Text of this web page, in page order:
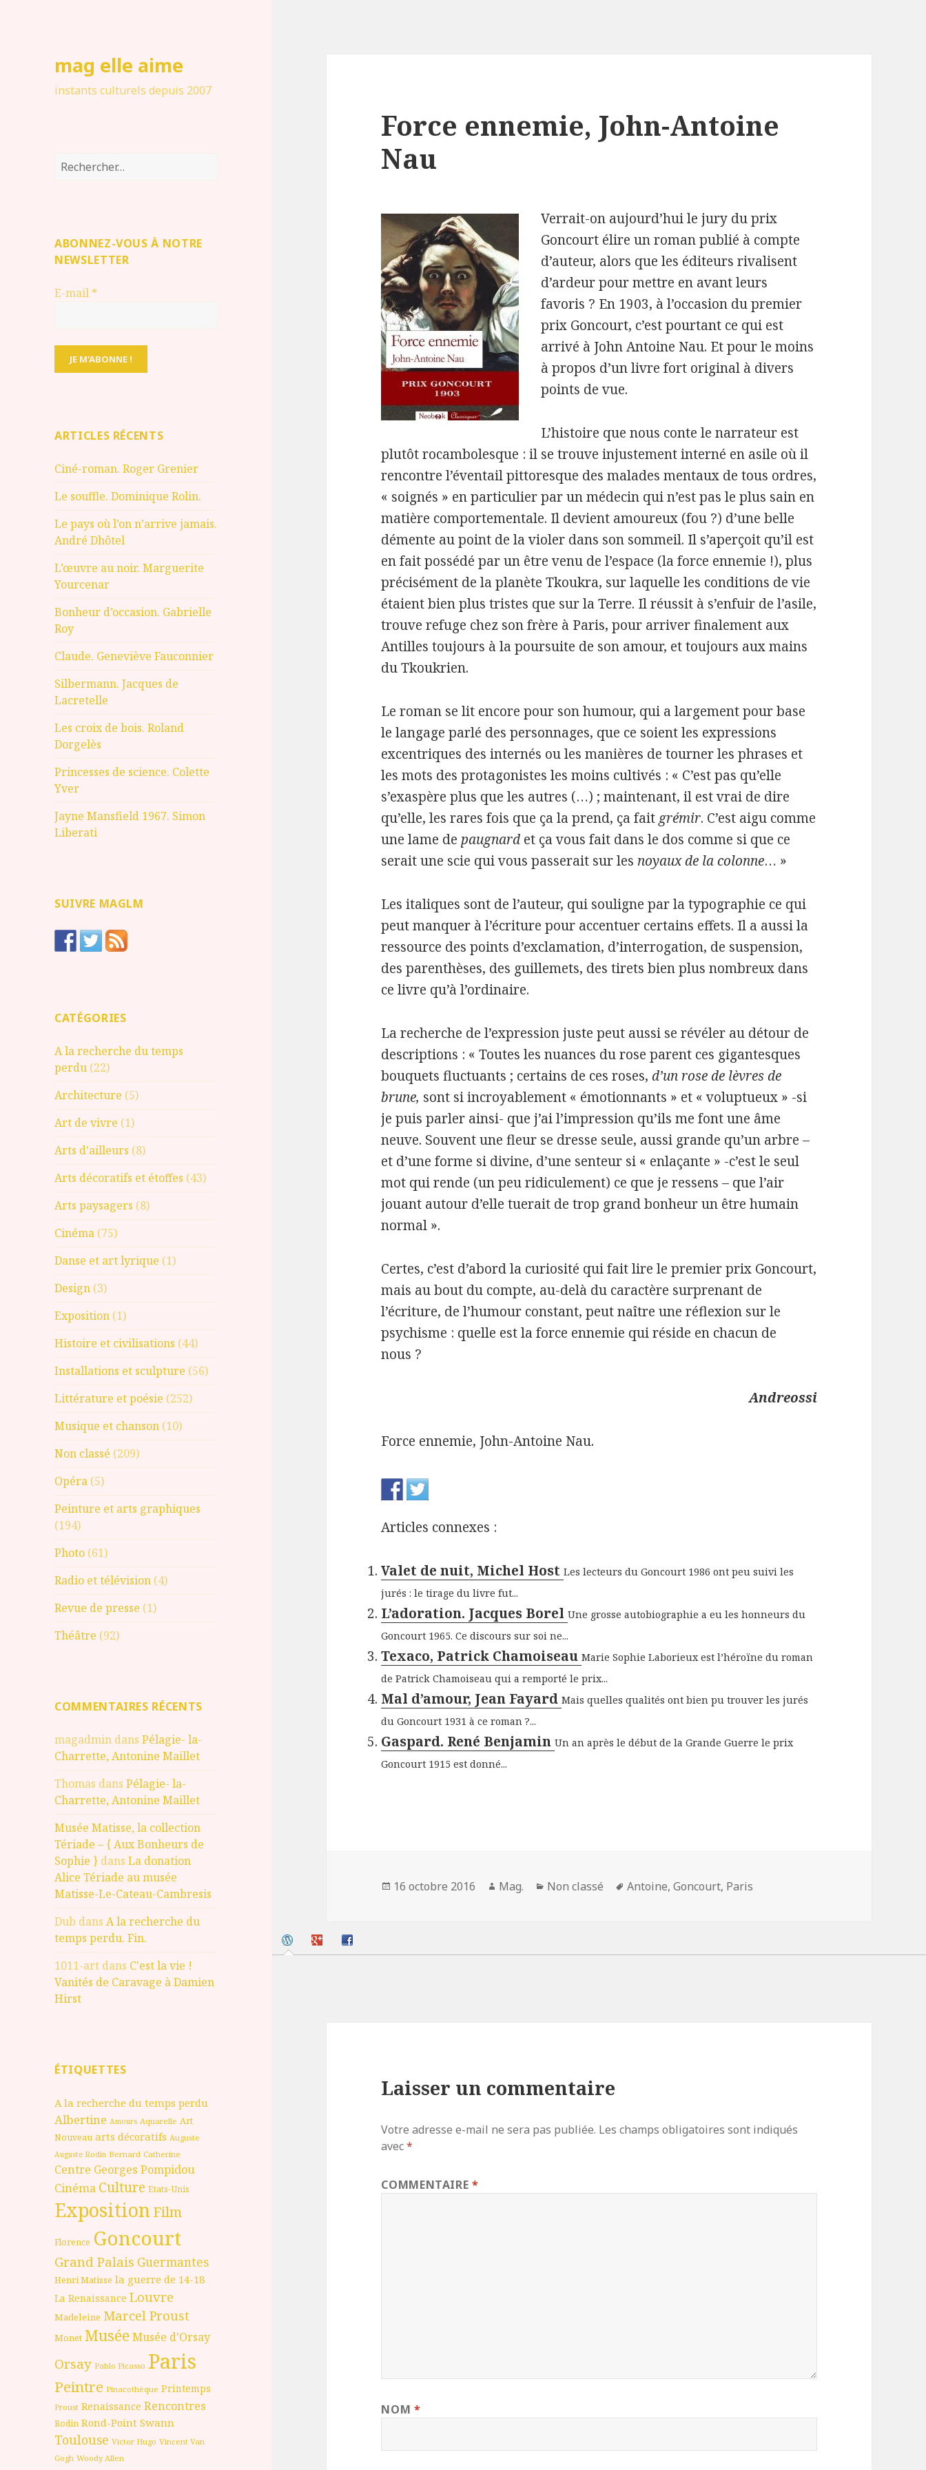
mag elle aime
instants culturels depuis 2007
Rechercher :
ABONNEZ-VOUS À NOTRE
NEWSLETTER
E-mail *
ARTICLES RÉCENTS
Ciné-roman. Roger Grenier
Le souffle. Dominique Rolin.
Le pays où l’on n’arrive jamais.
André Dhôtel
L’œuvre au noir. Marguerite
Yourcenar
Bonheur d’occasion. Gabrielle
Roy
Claude. Geneviève Fauconnier
Silbermann. Jacques de
Lacretelle
Les croix de bois. Roland
Dorgelès
Princesses de science. Colette
Yver
Jayne Mansfield 1967. Simon
Liberati
SUIVRE MAGLM
CATÉGORIES
A la recherche du temps
perdu (22)
Architecture (5)
Art de vivre (1)
Arts d'ailleurs (8)
Arts décoratifs et étoffes (43)
Arts paysagers (8)
Cinéma (75)
Danse et art lyrique (1)
Design (3)
Exposition (1)
Histoire et civilisations (44)
Installations et sculpture (56)
Littérature et poésie (252)
Musique et chanson (10)
Non classé (209)
Opéra (5)
Peinture et arts graphiques
(194)
Photo (61)
Radio et télévision (4)
Revue de presse (1)
Théâtre (92)
COMMENTAIRES RÉCENTS
magadmin dansPélagie- la-
Charrette, Antonine Maillet
Thomas dansPélagie- la-
Charrette, Antonine Maillet
Musée Matisse, la collection
Tériade – { Aux Bonheurs de
Sophie } dansLa donation
Alice Tériade au musée
Matisse-Le-Cateau-Cambresis
Dub dansA la recherche du
temps perdu. Fin.
1011-art dans C'est la vie !
Vanités de Caravage à Damien
Hirst
ÉTIQUETTES
A la recherche du temps perdu
Albertine Amours Aquarelle Art
Nouveau arts décoratifs Auguste
Auguste Rodin Bernard Catherine
Centre Georges Pompidou
Cinéma Culture Etats-Unis
ExpositionFilm
Florence Goncourt
Grand Palais Guermantes
Henri Matisse la guerre de 14-18
La Renaissance Louvre
Madeleine Marcel Proust
Monet Musée Musée d'Orsay
Orsay Pablo Picasso Paris
Peintre Pinacothèque Printemps
Proust Renaissance Rencontres
Rodin Rond-Point Swann
Toulouse Victor Hugo Vincent Van
Gogh Woody Allen
Force ennemie, John-Antoine
Nau
Verrait-on aujourd’hui le jury du prix
Goncourt élire un roman publié à compte
d’auteur, alors que les éditeurs rivalisent
d’ardeur pour mettre en avant leurs
favoris ? En 1903, à l’occasion du premier
prix Goncourt, c’est pourtant ce qui est
arrivé à John Antoine Nau. Et pour le moins
à propos d’un livre fort original à divers
points de vue.
L’histoire que nous conte le narrateur est
plutôt rocambolesque : il se trouve injustement interné en asile où il
rencontre l’éventail pittoresque des malades mentaux de tous ordres,
« soignés » en particulier par un médecin qui n’est pas le plus sain en
matière comportementale. Il devient amoureux (fou ?) d’une belle
démente au point de la violer dans son sommeil. Il s’aperçoit qu’il est
en fait possédé par un être venu de l’espace (la force ennemie !), plus
précisément de la planète Tkoukra, sur laquelle les conditions de vie
étaient bien plus tristes que sur la Terre. Il réussit à s’enfuir de l’asile,
trouve refuge chez son frère à Paris, pour arriver finalement aux
Antilles toujours à la poursuite de son amour, et toujours aux mains
du Tkoukrien.
Le roman se lit encore pour son humour, qui a largement pour base
le langage parlé des personnages, que ce soient les expressions
excentriques des internés ou les manières de tourner les phrases et
les mots des protagonistes les moins cultivés : « C’est pas qu’elle
s’exaspère plus que les autres (…) ; maintenant, il est vrai de dire
qu’elle, les rares fois que ça la prend, ça fait grémir. C’est aigu comme
une lame de paugnard et ça vous fait dans le dos comme si que ce
serait une scie qui vous passerait sur les noyaux de la colonne… »
Les italiques sont de l’auteur, qui souligne par la typographie ce qui
peut manquer à l’écriture pour accentuer certains effets. Il a aussi la
ressource des points d’exclamation, d’interrogation, de suspension,
des parenthèses, des guillemets, des tirets bien plus nombreux dans
ce livre qu’à l’ordinaire.
La recherche de l’expression juste peut aussi se révéler au détour de
descriptions : « Toutes les nuances du rose parent ces gigantesques
bouquets fluctuants ; certains de ces roses,d’un rose de lèvres de
brune, sont si incroyablement « émotionnants » et « voluptueux » -si
je puis parler ainsi- que j’ai l’impression qu’ils me font une âme
neuve. Souvent une fleur se dresse seule, aussi grande qu’un arbre –
et d’une forme si divine, d’une senteur si « enlaçante » -c’est le seul
mot qui rende (un peu ridiculement) ce que je ressens – que l’air
jouant autour d’elle tuerait de trop grand bonheur un être humain
normal ».
Certes, c’est d’abord la curiosité qui fait lire le premier prix Goncourt,
mais au bout du compte, au-delà du caractère surprenant de
l’écriture, de l’humour constant, peut naître une réflexion sur le
psychisme : quelle est la force ennemie qui réside en chacun de
nous ?
Andreossi
Force ennemie, John-Antoine Nau.
Articles connexes :
Valet de nuit, Michel HostLes lecteurs du Goncourt 1986 ont peu suivi les
jurés : le tirage du livre fut...
L’adoration. Jacques BorelUne grosse autobiographie a eu les honneurs du
Goncourt 1965. Ce discours sur soi ne...
Texaco, Patrick ChamoiseauMarie Sophie Laborieux est l’héroïne du roman
de Patrick Chamoiseau qui a remporté le prix...
Mal d’amour, Jean FayardMais quelles qualités ont bien pu trouver les jurés
du Goncourt 1931 à ce roman ?...
Gaspard. René BenjaminUn an après le début de la Grande Guerre le prix
Goncourt 1915 est donné...
Publié
16 octobre 2016 Auteur
Mag. Catégories
Non classé
Mots-
Antoine,Goncourt, Paris
Laisser un commentaire
Votre adresse e-mail ne sera pas publiée. Les champs obligatoires sont indiqués
avec*
COMMENTAIRE*
NOM *